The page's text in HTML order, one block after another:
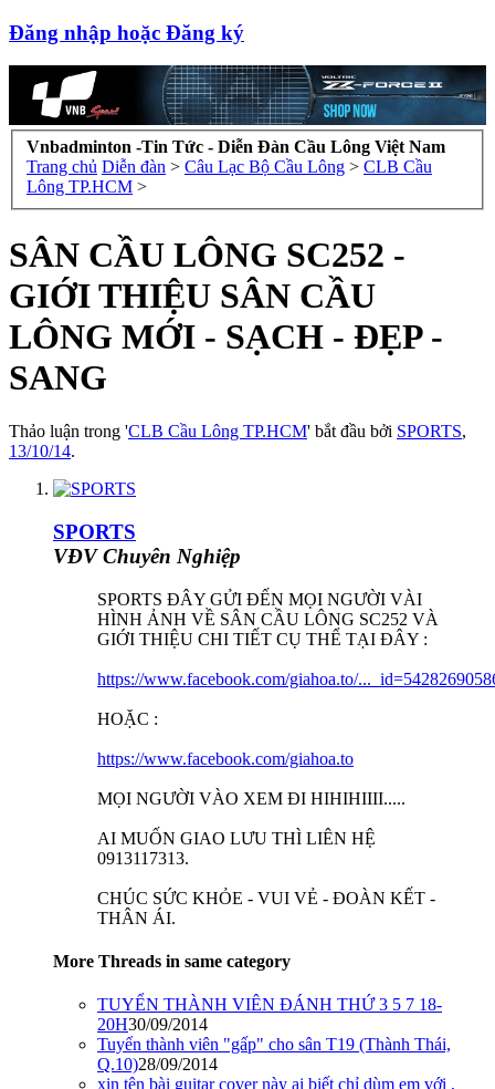
Đăng nhập hoặc Đăng ký
Vnbadminton -Tin Tức - Diễn Đàn Cầu Lông Việt Nam
Trang chủ Diễn đàn > Câu Lạc Bộ Cầu Lông > CLB Cầu
Lông TP.HCM >
SÂN CẦU LÔNG SC252 -
GIỚI THIỆU SÂN CẦU
LÔNG MỚI - SẠCH - ĐẸP -
SANG
Thảo luận trong 'CLB Cầu Lông TP.HCM' bắt đầu bởi SPORTS,
13/10/14.
SPORTS
VĐV Chuyên Nghiệp
SPORTS ĐÂY GỬI ĐẾN MỌI NGƯỜI VÀI
HÌNH ẢNH VỀ SÂN CẦU LÔNG SC252 VÀ
GIỚI THIỆU CHI TIẾT CỤ THỂ TẠI ĐÂY :
https://www.facebook.com/giahoa.to/
HOẶC :
https://www.facebook.com/giahoa.to
MỌI NGƯỜI VÀO XEM ĐI HIHIHIIII.....
AI MUỐN GIAO LƯU THÌ LIÊN HỆ
0913117313.
CHÚC SỨC KHỎE - VUI VẺ - ĐOÀN KẾT -
THÂN ÁI.
More Threads in same category
TUYỂN THÀNH VIÊN ĐÁNH THỨ 3 5 7 18-
20H30/09/2014
Tuyển thành viên "gấp" cho sân T19 (Thành Thái,
Q.10)28/09/2014
xin tên bài guitar cover này ai biết chỉ dùm em với ,